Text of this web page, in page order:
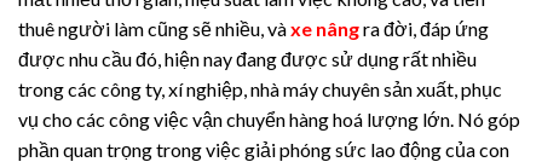
thuê người làm cũng sẽ nhiều, vàxe nângra đời, đáp ứng
được nhu cầu đó, hiện nay đang được sử dụng rất nhiều
trong các công ty, xí nghiệp, nhà máy chuyên sản xuất, phục
vụ cho các công việc vận chuyển hàng hoá lượng lớn. Nó góp
phần quan trọng trong việc giải phóng sức lao động của con